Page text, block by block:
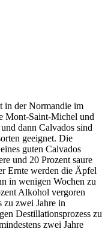
in der Normandie im
Mont-Saint-Michel und
dann Calvados sind
geeignet. Die
guten Calvados
und 20 Prozent saure
Ernte werden die Äpfel
in wenigen Wochen zu
Alkohol vergoren
zu zwei Jahre in
Destillationsprozess zu
zwei Jahre